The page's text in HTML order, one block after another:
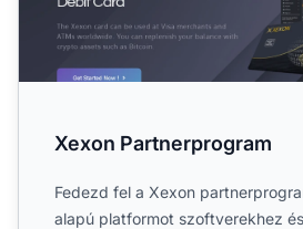
Xexon Partnerprogram
Fedezd fel a Xexon
alapú platformot szoftverekhez